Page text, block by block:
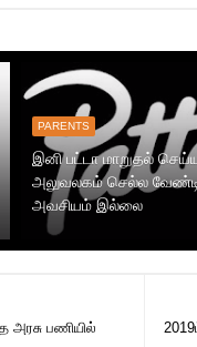
PARENTS
இனி பட்டா மாறுதல்
அலுவலகம் செல்ல
அவசியம் இல்லை
அரசு பணியில்